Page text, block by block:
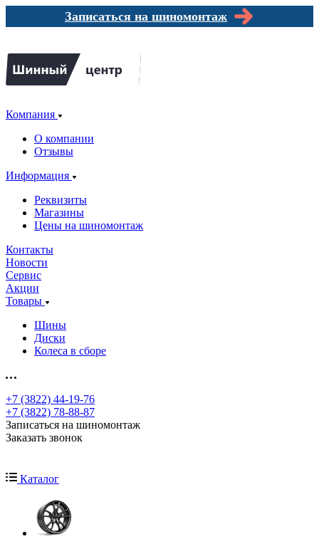
Записаться на шиномонтаж
Компания
О компании
Отзывы
Информация
Реквизиты
Магазины
Цены на шиномонтаж
Контакты
Новости
Сервис
Акции
Товары
Шины
Диски
Колеса в сборе
+7 (3822) 44-19-76
+7 (3822) 78-88-87
Записаться на шиномонтаж
Заказать звонок
Каталог